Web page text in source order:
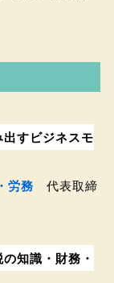
すビジネスモ
労務 代表取締
知識・財務・